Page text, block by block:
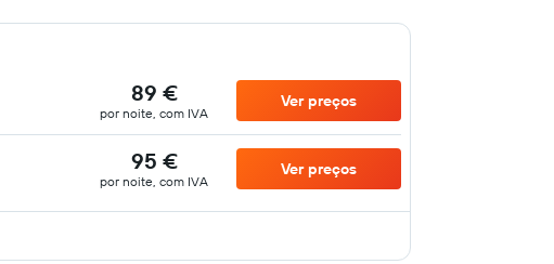
89 €
por noite, com IVA
Ver preços
95 €
por noite, com IVA
Ver preços